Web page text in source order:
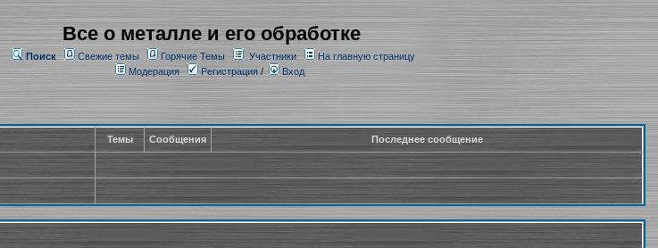
Все о металле и его обработке
Поиск Свежие темы Горячие Темы Участники
На главную страницу
Модерация
Регистрация/ Вход
Темы Сообщения Последнее сообщение